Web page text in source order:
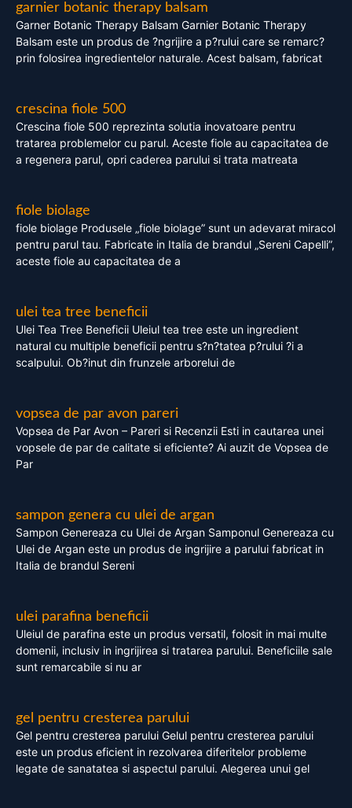
garnier botanic therapy balsam
Garner Botanic Therapy Balsam Garnier Botanic Therapy
Balsam este un produs de ?ngrijire a p?rului care se remarc?
prin folosirea ingredientelor naturale. Acest balsam, fabricat
crescina fiole 500
Crescina fiole 500 reprezinta solutia inovatoare pentru
tratarea problemelor cu parul. Aceste fiole au capacitatea de
a regenera parul, opri caderea parului si trata matreata
fiole biolage
fiole biolage Produsele „fiole biolage” sunt un adevarat miracol
pentru parul tau. Fabricate in Italia de brandul „Sereni Capelli”,
aceste fiole au capacitatea de a
ulei tea tree beneficii
Ulei Tea Tree Beneficii Uleiul tea tree este un ingredient
natural cu multiple beneficii pentru s?n?tatea p?rului ?i a
scalpului. Ob?inut din frunzele arborelui de
vopsea de par avon pareri
Vopsea de Par Avon – Pareri si Recenzii Esti in cautarea unei
vopsele de par de calitate si eficiente? Ai auzit de Vopsea de
Par
sampon genera cu ulei de argan
Sampon Genereaza cu Ulei de Argan Samponul Genereaza cu
Ulei de Argan este un produs de ingrijire a parului fabricat in
Italia de brandul Sereni
ulei parafina beneficii
Uleiul de parafina este un produs versatil, folosit in mai multe
domenii, inclusiv in ingrijirea si tratarea parului. Beneficiile sale
sunt remarcabile si nu ar
gel pentru cresterea parului
Gel pentru cresterea parului Gelul pentru cresterea parului
este un produs eficient in rezolvarea diferitelor probleme
legate de sanatatea si aspectul parului. Alegerea unui gel